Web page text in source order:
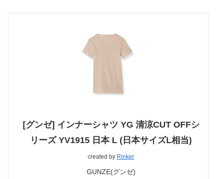
[グンゼ] インナーシャツ YG 清涼CUT OFFシ
リーズ YV1915 日本 L (日本サイズL相当)
created by Rinker
GUNZE(グンゼ)